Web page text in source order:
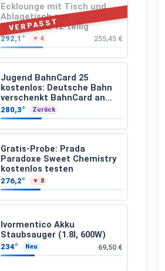
VERPASST
Ecklounge mit Tisch und
Ablagetisch aus
Akazienholz 12-teilig
292,1° ▼ 4 255,45 €
Jugend BahnCard 25
kostenlos: Deutsche Bahn
verschenkt BahnCard an
Kinder und Jugendliche
280,3° Zurück
Gratis-Probe: Prada
Paradoxe Sweet Chemistry
kostenlos testen
276,2° ▼ 8
Ivormentico Akku
Staubsauger (1.8l, 600W)
234° Neu 69,50 €